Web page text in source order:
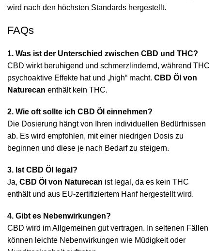
wird nach den höchsten Standards hergestellt.
FAQs
1. Was ist der Unterschied zwischen CBD und THC?
CBD wirkt beruhigend und schmerzlindernd, während THC
psychoaktive Effekte hat und „high“ macht. CBD Öl von
Naturecan enthält kein THC.
2. Wie oft sollte ich CBD Öl einnehmen?
Die Dosierung hängt von Ihren individuellen Bedürfnissen
ab. Es wird empfohlen, mit einer niedrigen Dosis zu
beginnen und diese je nach Bedarf zu steigern.
3. Ist CBD Öl legal?
Ja, CBD Öl von Naturecan ist legal, da es kein THC
enthält und aus EU-zertifiziertem Hanf hergestellt wird.
4. Gibt es Nebenwirkungen?
CBD wird im Allgemeinen gut vertragen. In seltenen Fällen
können leichte Nebenwirkungen wie Müdigkeit oder